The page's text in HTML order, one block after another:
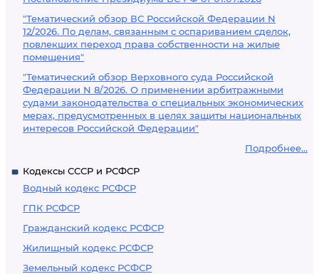
"Тематический обзор ВС Российской Федерации N
12/2026. По делам, связанным с оспариванием сделок,
повлекших переход права собственности на жилые
помещения"
"Тематический обзор Верховного суда Российской
Федерации N 8/2026. О применении арбитражными
судами законодательства о специальных экономических
мерах, предусмотренных в целях защиты национальных
интересов Российской Федерации"
Подробнее...
Кодексы СССР и РСФСР
Водный кодекс РСФСР
ГПК РСФСР
Гражданский кодекс РСФСР
Жилищный кодекс РСФСР
Земельный кодекс РСФСР